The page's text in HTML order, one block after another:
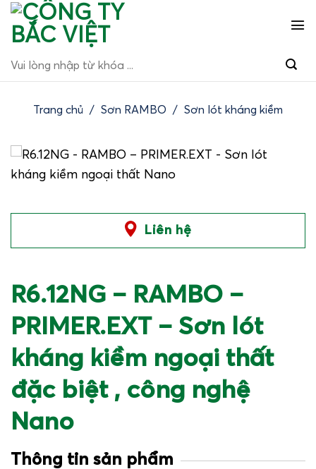
Bỏ
qua
dung
Trang chủ / Sơn RAMBO / Sơn lót kháng kiềm
Liên hệ
R6.12NG – RAMBO –
PRIMER.EXT – Sơn lót
kháng kiềm ngoại thất
đặc biệt , công nghệ
Nano
Thông tin sản phẩm